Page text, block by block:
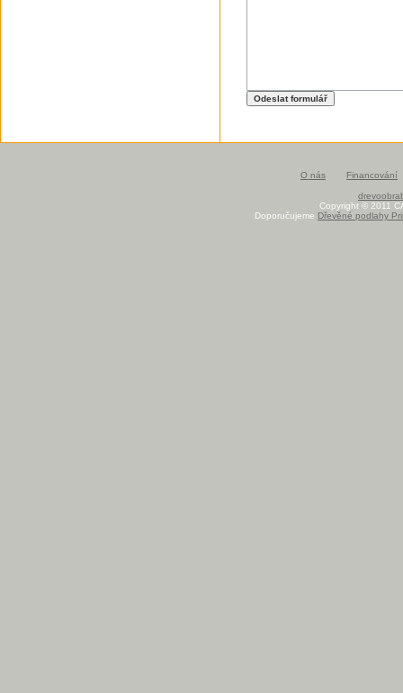
O nás Financování
Copyright © 2011
Doporučujeme Dřevěné podlahy